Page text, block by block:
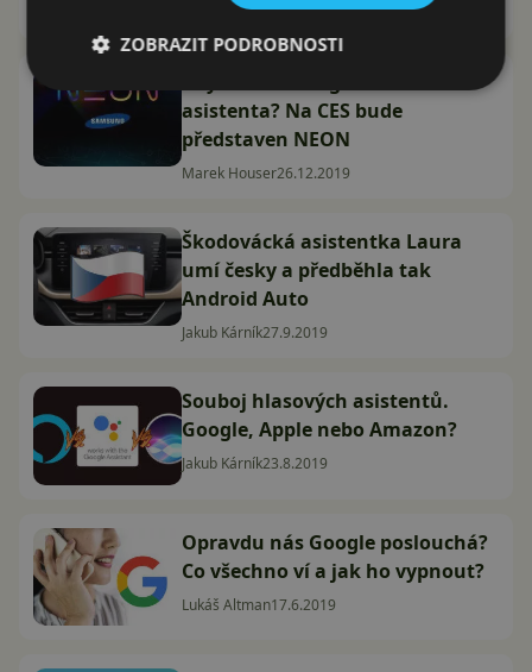
David Trlica9.1.2020
asistenta? Na CES bude
představen NEON
Marek Houser26.12.2019
Škodovácká asistentka Laura
umí česky a předběhla tak
Android Auto
Jakub Kárník27.9.2019
Souboj hlasových asistentů.
Google, Apple nebo Amazon?
Jakub Kárník23.8.2019
Opravdu nás Google poslouchá?
Co všechno ví a jak ho vypnout?
Lukáš Altman17.6.2019
ZOBRAZIT PODROBNOSTI